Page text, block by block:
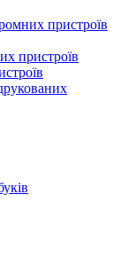
пристроїв
пристроїв